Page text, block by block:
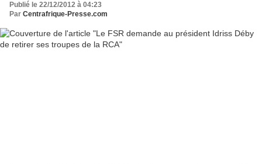
Publié le 22/12/2012 à 04:23
Par Centrafrique-Presse.com